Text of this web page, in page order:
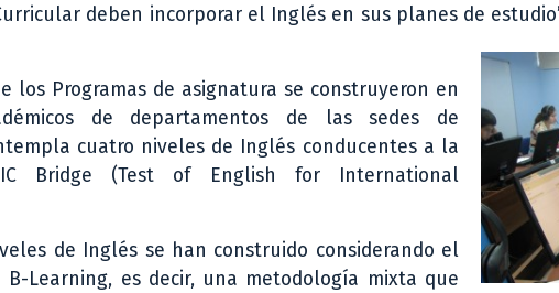
deben incorporar el Inglés en sus planes de
los Programas de asignatura se construyeron en
de departamentos de las sedes de
cuatro niveles de Inglés conducentes a la
Bridge (Test of English for International
de Inglés se han construido considerando el
Learning, es decir, una metodología mixta que